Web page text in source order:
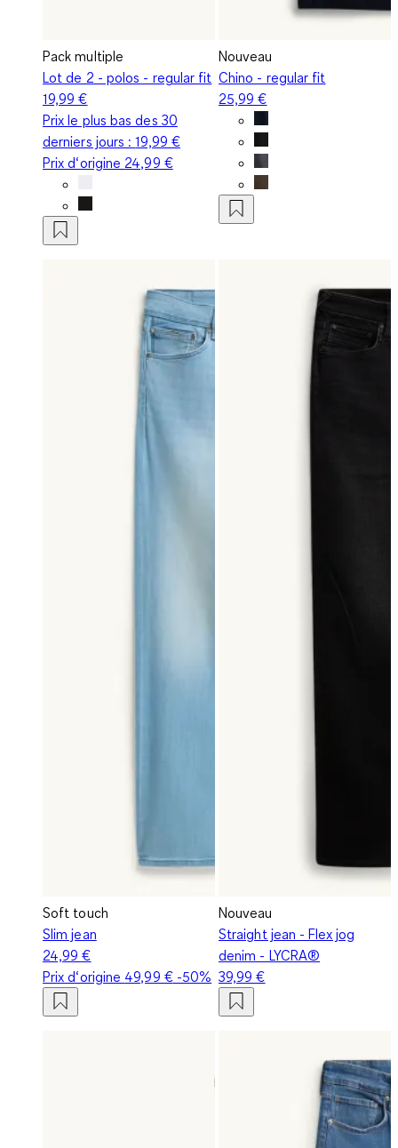
Pack multiple
Lot de 2 - polos - regular fit
19,99 €
Prix le plus bas des 30
derniers jours :19,99 €
Prix d‘origine 24,99 €
Nouveau
Chino - regular fit
25,99 €
Soft touch
Slim jean
24,99 €
Prix d‘origine 49,99 €-50%
Nouveau
Straight jean - Flex jog
denim - LYCRA®
39,99 €